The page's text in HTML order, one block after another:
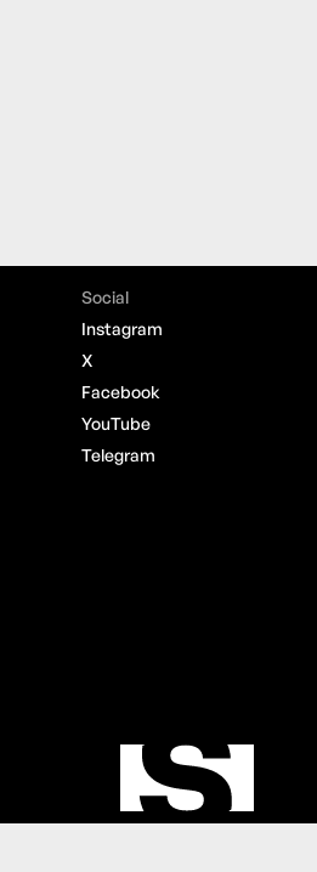
Social
Instagram
X
Facebook
YouTube
Telegram